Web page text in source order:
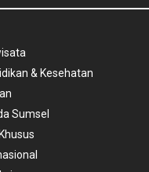
& Kesehatan
Sumsel